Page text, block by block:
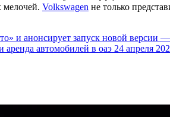
мелочей. Volkswagen не только
и анонсирует запуск новой версии
аренда автомобилей в оаэ 24 апреля